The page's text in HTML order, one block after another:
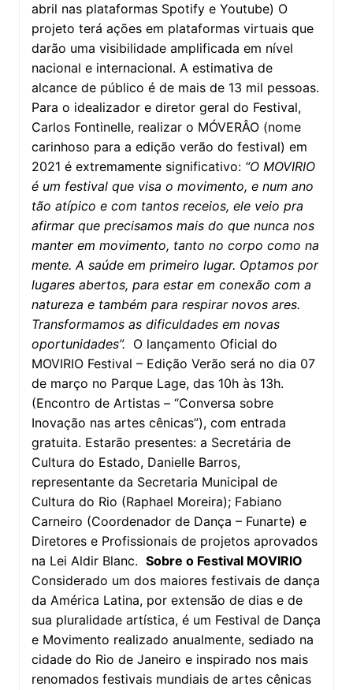
abril nas plataformas Spotify e Youtube) O
projeto terá ações em plataformas virtuais que
darão uma visibilidade amplificada em nível
nacional e internacional. A estimativa de
alcance de público é de mais de 13 mil pessoas.
Para o idealizador e diretor geral do Festival,
Carlos Fontinelle, realizar o MÓVERÂO (nome
carinhoso para a edição verão do festival) em
2021 é extremamente significativo: “O MOVIRIO
é um festival que visa o movimento, e num ano
tão atípico e com tantos receios, ele veio pra
afirmar que precisamos mais do que nunca nos
manter em movimento, tanto no corpo como na
mente. A saúde em primeiro lugar. Optamos por
lugares abertos, para estar em conexão com a
natureza e também para respirar novos ares.
Transformamos as dificuldades em novas
oportunidades”. O lançamento Oficial do
MOVIRIO Festival – Edição Verão será no dia 07
de março no Parque Lage, das 10h às 13h.
(Encontro de Artistas – “Conversa sobre
Inovação nas artes cênicas”), com entrada
gratuita. Estarão presentes: a Secretária de
Cultura do Estado, Danielle Barros,
representante da Secretaria Municipal de
Cultura do Rio (Raphael Moreira); Fabiano
Carneiro (Coordenador de Dança – Funarte) e
Diretores e Profissionais de projetos aprovados
na Lei Aldir Blanc. Sobre o Festival MOVIRIO
Considerado um dos maiores festivais de dança
da América Latina, por extensão de dias e de
sua pluralidade artística, é um Festival de Dança
e Movimento realizado anualmente, sediado na
cidade do Rio de Janeiro e inspirado nos mais
renomados festivais mundiais de artes cênicas